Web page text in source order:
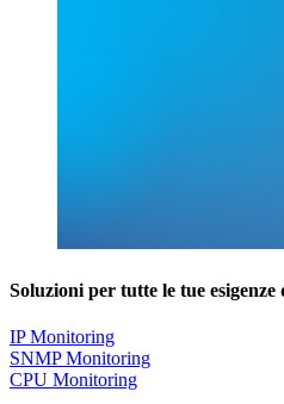
Soluzioni per tutte le tue
IP Monitoring
SNMP Monitoring
CPU Monitoring